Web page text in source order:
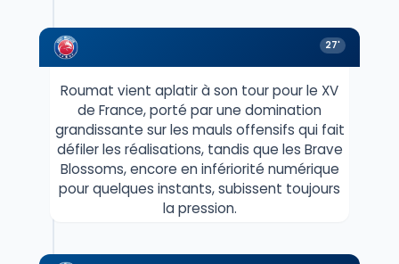
27'
Roumat vient aplatir à son tour pour le XV
de France, porté par une domination
grandissante sur les mauls offensifs qui fait
défiler les réalisations, tandis que les Brave
Blossoms, encore en infériorité numérique
pour quelques instants, subissent toujours
la pression.